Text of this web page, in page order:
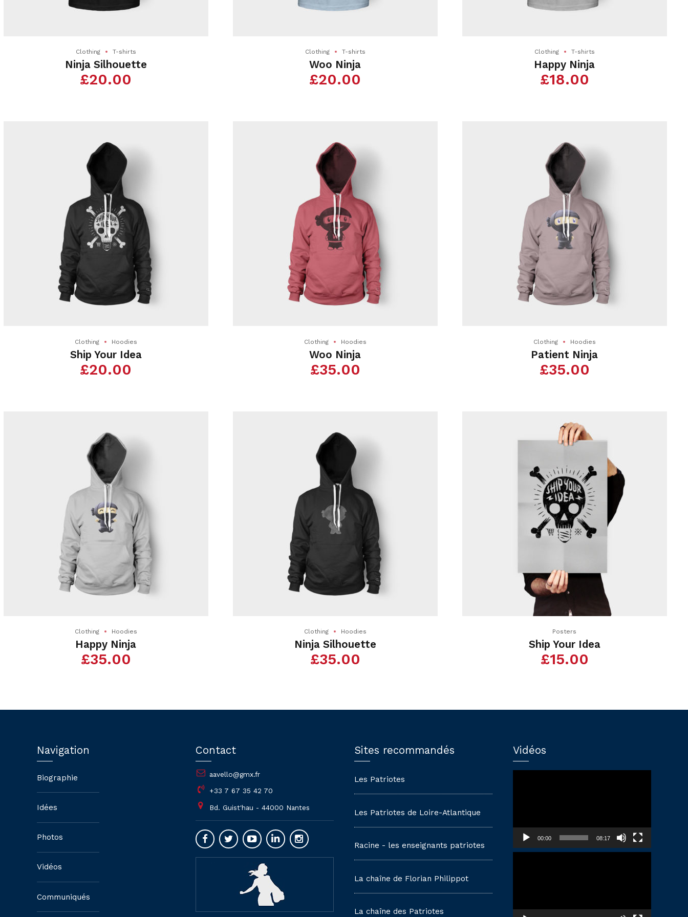
Clothing T-shirts
Ninja Silhouette
£20.00
Clothing T-shirts
Woo Ninja
£20.00
Clothing T-shirts
Happy Ninja
£18.00
Clothing Hoodies
Ship Your Idea
£20.00
variations.
options
peuvent
être
choisies
du
produit
Clothing Hoodies
Woo Ninja
£35.00
Clothing Hoodies
Patient Ninja
£35.00
Clothing Hoodies
Happy Ninja
£35.00
Clothing Hoodies
Ninja Silhouette
£35.00
Posters
Ship Your Idea
£15.00
Navigation
Biographie
Idées
Photos
Vidéos
Communiqués
Contact
aavello@gmx.fr
+33 7 67 35 42 70
Bd. Guist'hau - 44000 Nantes
Sites recommandés
Les Patriotes
Les Patriotes de Loire-Atlantique
Racine - les enseignants patriotes
La chaîne de Florian Philippot
La chaîne des Patriotes
Vidéos
00:00 08:17